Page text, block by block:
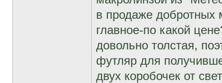
в продаже добротных
главное-по какой
довольно толстая,
футляр для
двух коробочек от